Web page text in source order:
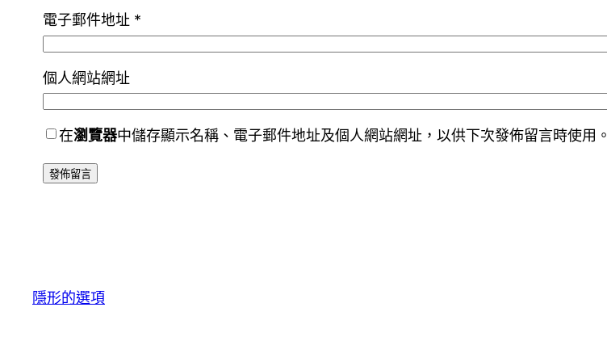
電子郵件地址 *
個人網站網址
在瀏覽器中儲存顯示名稱、電子郵件地址及個人網站網址，以供下次發佈留言時使用。
隱形的選項